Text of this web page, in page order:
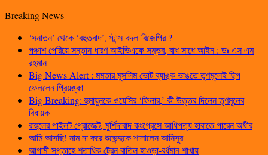
Breaking News
‘সনাতন’ থেকে ‘বহুতবাদ’, স্টান্স বদল বিজেপির ?
পঞ্চাশ পেরিয়ে সন্তান ধারণ আইভিএফে সম্ভব, বাধ সাধে আইন : ডঃ এস এম
রহমান
Big News Alert : মমতার মুসলিম ভোট ব্যাঙ্ক ভাঙতে তৃণমূলেই ছিপ
ফেললেন প্রিয়ঙ্কা
Big Breaking: হুমায়ুনকে ওয়েসির ‘ফিলার,’ কী উত্তর দিলেন তৃণমূলের
বিধায়ক
রাহুলের পাইলট প্রোজেক্ট, মুর্শিদাবাদ কংগ্রেসে আধিপত্য হারাতে পারেন অধীর
আমি আসছি! নাম না করে শুভেন্দুকে শাসালেন আনিসুর
আগামী সপ্তাহে শতাধিক ট্রেন বাতিল হাওড়া-বর্ধমান শাখায়